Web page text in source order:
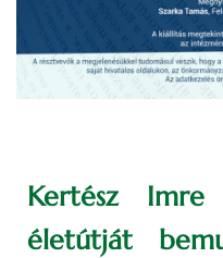
Kertész Imre
életútját